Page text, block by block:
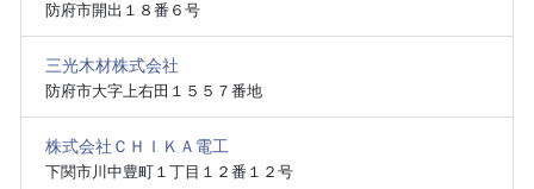
防府市開出１８番６号
三光木材株式会社
防府市大字上右田１５５７番地
株式会社ＣＨＩＫＡ電工
下関市川中豊町１丁目１２番１２号